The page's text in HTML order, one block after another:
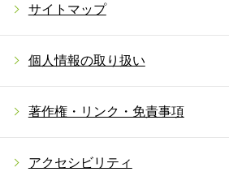
サイトマップ
個人情報の取り扱い
著作権・リンク・免責事項
アクセシビリティ